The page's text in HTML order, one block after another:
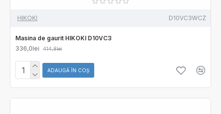
HIKOKI D10VC3WCZ
Masina de gaurit HIKOKI D10VC3
336,0lei
414,8lei
ADAUGĂ ÎN COŞ